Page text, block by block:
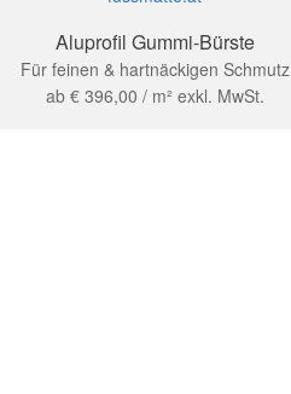
Aluprofil Gummi-Bürste
Für feinen & hartnäckigen Schmutz
ab €396,00 / m² exkl. MwSt.